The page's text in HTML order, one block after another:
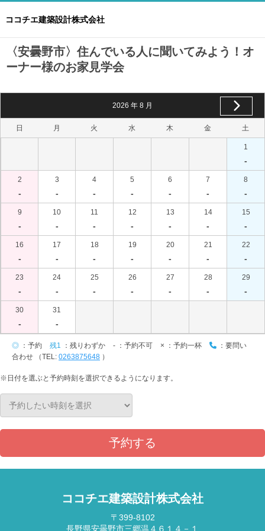
ココチエ建築設計株式会社
〈安曇野市〉住んでいる人に聞いてみよう！オ
ーナー様のお家見学会
2026 年 8 月
日 月 火 水 木 金 土
1
-
2
-
3
-
4
-
5
-
6
-
7
-
8
-
9
-
10
-
11
-
12
-
13
-
14
-
15
-
16
-
17
-
18
-
19
-
20
-
21
-
22
-
23
-
24
-
25
-
26
-
27
-
28
-
29
-
30
-
31
-
◎ ：予約 残1 ：残りわずか - ：予約不可 × ：予約一杯
：要問い
合わせ （TEL: 0263875648 ）
※日付を選ぶと予約時刻を選択できるようになります。
予約する
ココチエ建築設計株式会社
〒399-8102
長野県安曇野市三郷温４６１４－１